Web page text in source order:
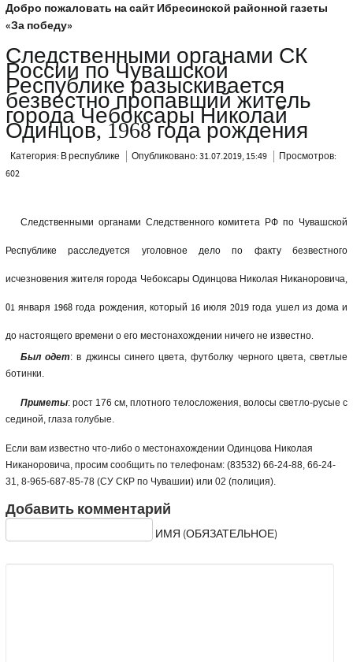
Добро пожаловать на сайт Ибресинской районной газеты
«За победу»
Следственными органами СК
России по Чувашской
Республике разыскивается
безвестно пропавший житель
города Чебоксары Николай
Одинцов, 1968 года рождения
Категория: В республике Опубликовано: 31.07.2019, 15:49
Просмотров:
602
Следственными органами Следственного комитета РФ по Чувашской
Республике расследуется уголовное дело по факту безвестного
исчезновения жителя города Чебоксары Одинцова Николая Никаноровича,
01 января 1968 года рождения, который 16 июля 2019 года ушел из дома и
до настоящего времени о его местонахождении ничего не известно.
Был одет: в джинсы синего цвета, футболку черного цвета, светлые
ботинки.
Приметы: рост 176 см, плотного телосложения, волосы светло-русые с
сединой, глаза голубые.
Если вам известно что-либо о местонахождении Одинцова Николая
Никаноровича, просим сообщить по телефонам: (83532) 66-24-88, 66-24-
31, 8-965-687-85-78 (СУ СКР по Чувашии) или 02 (полиция).
Добавить комментарий
ИМЯ (ОБЯЗАТЕЛЬНОЕ)